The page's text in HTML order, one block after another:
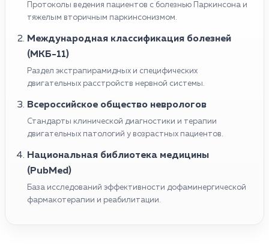
Протоколы ведения пациентов с болезнью Паркинсона и
тяжелым вторичным паркинсонизмом.
Международная классификация болезней
(МКБ-11)
Раздел экстрапирамидных и специфических
двигательных расстройств нервной системы.
Всероссийское общество неврологов
Стандарты клинической диагностики и терапии
двигательных патологий у возрастных пациентов.
Национальная библиотека медицины
(PubMed)
База исследований эффективности дофаминергической
фармакотерапии и реабилитации.